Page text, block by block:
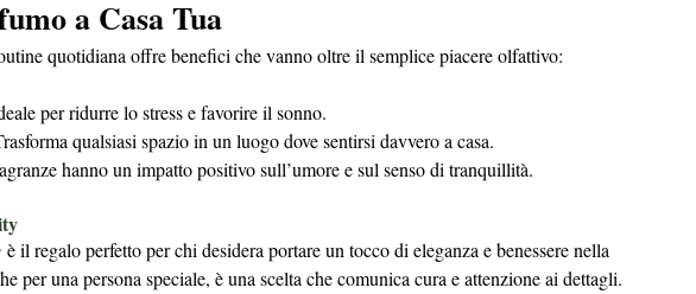
a Casa Tua
quotidiana offre benefici che vanno oltre il semplice piacere olfattivo:
per ridurre lo stress e favorire il sonno.
qualsiasi spazio in un luogo dove sentirsi davvero a casa.
hanno un impatto positivo sull’umore e sul senso di tranquillità.
è il regalo perfetto per chi desidera portare un tocco di eleganza e benessere nella
per una persona speciale, è una scelta che comunica cura e attenzione ai dettagli.